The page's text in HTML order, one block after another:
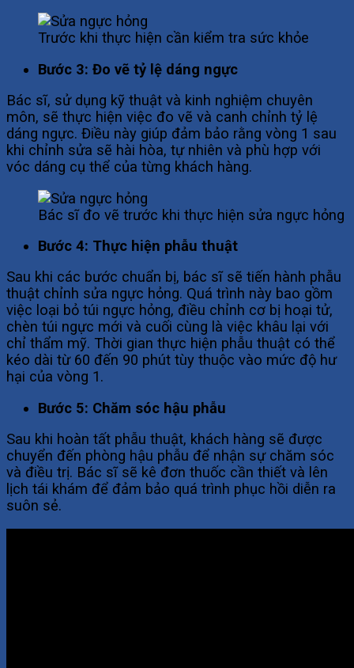
Trước khi thực hiện cần kiểm tra sức khỏe
Bước 3: Đo vẽ tỷ lệ dáng ngực
Bác sĩ, sử dụng kỹ thuật và kinh nghiệm chuyên
môn, sẽ thực hiện việc đo vẽ và canh chỉnh tỷ lệ
dáng ngực. Điều này giúp đảm bảo rằng vòng 1 sau
khi chỉnh sửa sẽ hài hòa, tự nhiên và phù hợp với
vóc dáng cụ thể của từng khách hàng.
Bác sĩ đo vẽ trước khi thực hiện sửa ngực hỏng
Bước 4: Thực hiện phẫu thuật
Sau khi các bước chuẩn bị, bác sĩ sẽ tiến hành phẫu
thuật chỉnh sửa ngực hỏng. Quá trình này bao gồm
việc loại bỏ túi ngực hỏng, điều chỉnh cơ bị hoại tử,
chèn túi ngực mới và cuối cùng là việc khâu lại với
chỉ thẩm mỹ. Thời gian thực hiện phẫu thuật có thể
kéo dài từ 60 đến 90 phút tùy thuộc vào mức độ hư
hại của vòng 1.
Bước 5: Chăm sóc hậu phẫu
Sau khi hoàn tất phẫu thuật, khách hàng sẽ được
chuyển đến phòng hậu phẫu để nhận sự chăm sóc
và điều trị. Bác sĩ sẽ kê đơn thuốc cần thiết và lên
lịch tái khám để đảm bảo quá trình phục hồi diễn ra
suôn sẻ.